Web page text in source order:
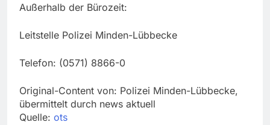
Außerhalb der Bürozeit:
Leitstelle Polizei Minden-Lübbecke
Telefon: (0571) 8866-0
Original-Content von: Polizei Minden-Lübbecke,
übermittelt durch news aktuell
Quelle: ots